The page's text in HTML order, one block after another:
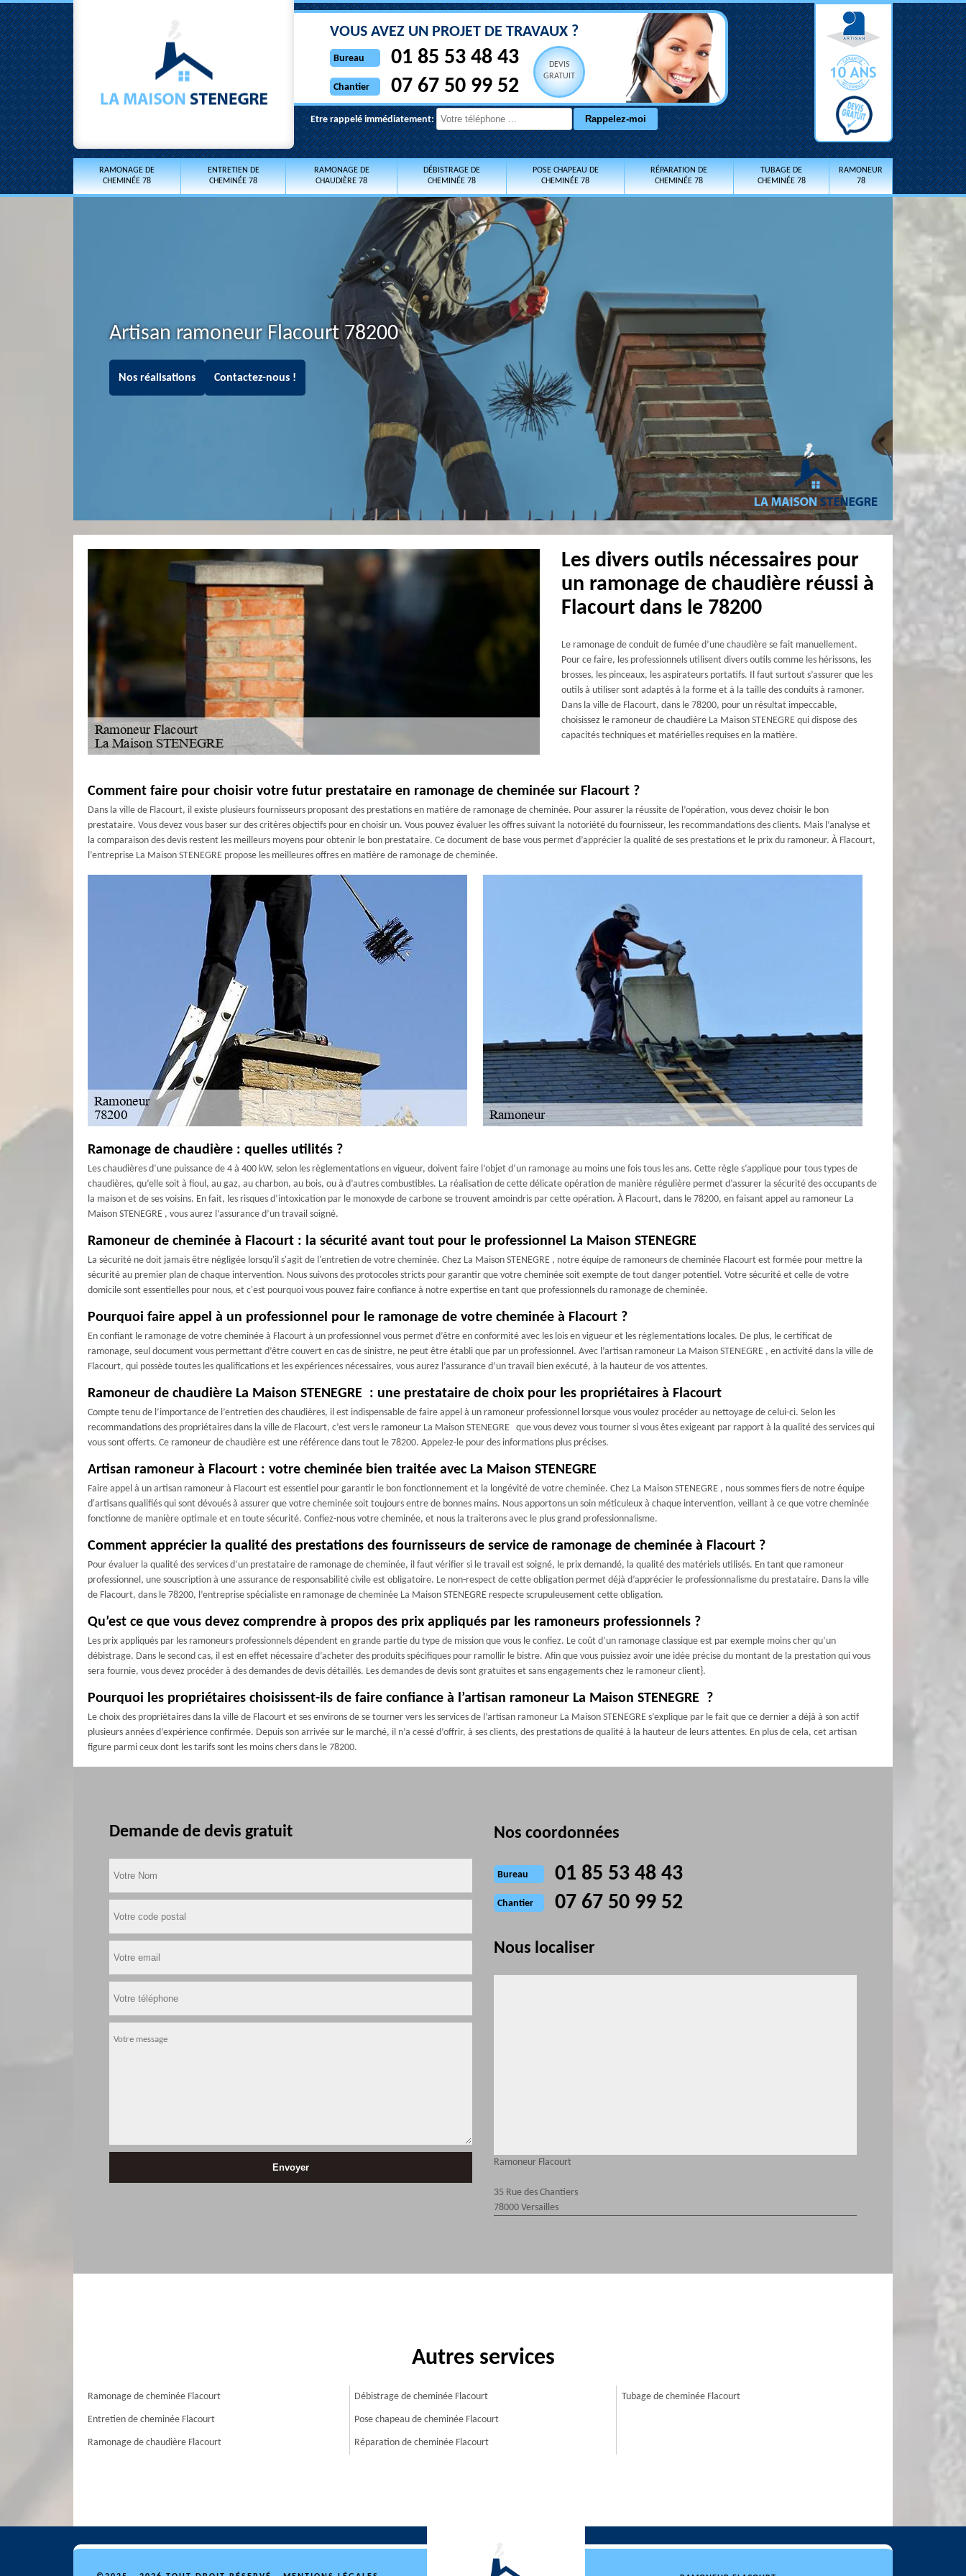
VOUS AVEZ UN PROJET DE TRAVAUX ?
Bureau 01 85 53 48 43
Chantier 07 67 50 99 52
DEVIS
GRATUIT
Etre rappelé immédiatement:
RAMONAGE DE
CHEMINÉE 78
ENTRETIEN DE
CHEMINÉE 78
RAMONAGE DE
CHAUDIÈRE 78
DÉBISTRAGE DE
CHEMINÉE 78
POSE CHAPEAU DE
CHEMINÉE 78
RÉPARATION DE
CHEMINÉE 78
TUBAGE DE
CHEMINÉE 78
RAMONEUR
78
Artisan ramoneur Flacourt 78200
Nos réalisations Contactez-nous !
Les divers outils nécessaires pour
un ramonage de chaudière réussi à
Flacourt dans le 78200
Le ramonage de conduit de fumée d’une chaudière se fait manuellement.
Pour ce faire, les professionnels utilisent divers outils comme les hérissons, les
brosses, les pinceaux, les aspirateurs portatifs. Il faut surtout s’assurer que les
outils à utiliser sont adaptés à la forme et à la taille des conduits à ramoner.
Dans la ville de Flacourt, dans le 78200, pour un résultat impeccable,
choisissez le ramoneur de chaudière La Maison STENEGRE qui dispose des
capacités techniques et matérielles requises en la matière.
Comment faire pour choisir votre futur prestataire en ramonage de cheminée sur Flacourt ?
Dans la ville de Flacourt, il existe plusieurs fournisseurs proposant des prestations en matière de ramonage de cheminée. Pour assurer la réussite de l’opération, vous devez choisir le bon
prestataire. Vous devez vous baser sur des critères objectifs pour en choisir un. Vous pouvez évaluer les offres suivant la notoriété du fournisseur, les recommandations des clients. Mais l’analyse et
la comparaison des devis restent les meilleurs moyens pour obtenir le bon prestataire. Ce document de base vous permet d’apprécier la qualité de ses prestations et le prix du ramoneur. À Flacourt,
l’entreprise La Maison STENEGRE propose les meilleures offres en matière de ramonage de cheminée.
Ramonage de chaudière : quelles utilités ?
Les chaudières d’une puissance de 4 à 400 kW, selon les règlementations en vigueur, doivent faire l’objet d’un ramonage au moins une fois tous les ans. Cette règle s’applique pour tous types de
chaudières, qu’elle soit à fioul, au gaz, au charbon, au bois, ou à d’autres combustibles. La réalisation de cette délicate opération de manière régulière permet d’assurer la sécurité des occupants de
la maison et de ses voisins. En fait, les risques d’intoxication par le monoxyde de carbone se trouvent amoindris par cette opération. À Flacourt, dans le 78200, en faisant appel au ramoneur La
Maison STENEGRE , vous aurez l’assurance d’un travail soigné.
Ramoneur de cheminée à Flacourt : la sécurité avant tout pour le professionnel La Maison STENEGRE
La sécurité ne doit jamais être négligée lorsqu'il s'agit de l'entretien de votre cheminée. Chez La Maison STENEGRE , notre équipe de ramoneurs de cheminée Flacourt est formée pour mettre la
sécurité au premier plan de chaque intervention. Nous suivons des protocoles stricts pour garantir que votre cheminée soit exempte de tout danger potentiel. Votre sécurité et celle de votre
domicile sont essentielles pour nous, et c'est pourquoi vous pouvez faire confiance à notre expertise en tant que professionnels du ramonage de cheminée.
Pourquoi faire appel à un professionnel pour le ramonage de votre cheminée à Flacourt ?
En confiant le ramonage de votre cheminée à Flacourt à un professionnel vous permet d’être en conformité avec les lois en vigueur et les règlementations locales. De plus, le certificat de
ramonage, seul document vous permettant d’être couvert en cas de sinistre, ne peut être établi que par un professionnel. Avec l’artisan ramoneur La Maison STENEGRE , en activité dans la ville de
Flacourt, qui possède toutes les qualifications et les expériences nécessaires, vous aurez l’assurance d’un travail bien exécuté, à la hauteur de vos attentes.
Ramoneur de chaudière La Maison STENEGRE : une prestataire de choix pour les propriétaires à Flacourt
Compte tenu de l’importance de l’entretien des chaudières, il est indispensable de faire appel à un ramoneur professionnel lorsque vous voulez procéder au nettoyage de celui-ci. Selon les
recommandations des propriétaires dans la ville de Flacourt, c’est vers le ramoneur La Maison STENEGRE que vous devez vous tourner si vous êtes exigeant par rapport à la qualité des services qui
vous sont offerts. Ce ramoneur de chaudière est une référence dans tout le 78200. Appelez-le pour des informations plus précises.
Artisan ramoneur à Flacourt : votre cheminée bien traitée avec La Maison STENEGRE
Faire appel à un artisan ramoneur à Flacourt est essentiel pour garantir le bon fonctionnement et la longévité de votre cheminée. Chez La Maison STENEGRE , nous sommes fiers de notre équipe
d'artisans qualifiés qui sont dévoués à assurer que votre cheminée soit toujours entre de bonnes mains. Nous apportons un soin méticuleux à chaque intervention, veillant à ce que votre cheminée
fonctionne de manière optimale et en toute sécurité. Confiez-nous votre cheminée, et nous la traiterons avec le plus grand professionnalisme.
Comment apprécier la qualité des prestations des fournisseurs de service de ramonage de cheminée à Flacourt ?
Pour évaluer la qualité des services d’un prestataire de ramonage de cheminée, il faut vérifier si le travail est soigné, le prix demandé, la qualité des matériels utilisés. En tant que ramoneur
professionnel, une souscription à une assurance de responsabilité civile est obligatoire. Le non-respect de cette obligation permet déjà d’apprécier le professionnalisme du prestataire. Dans la ville
de Flacourt, dans le 78200, l’entreprise spécialiste en ramonage de cheminée La Maison STENEGRE respecte scrupuleusement cette obligation.
Qu’est ce que vous devez comprendre à propos des prix appliqués par les ramoneurs professionnels ?
Les prix appliqués par les ramoneurs professionnels dépendent en grande partie du type de mission que vous le confiez. Le coût d’un ramonage classique est par exemple moins cher qu’un
débistrage. Dans le second cas, il est en effet nécessaire d’acheter des produits spécifiques pour ramollir le bistre. Afin que vous puissiez avoir une idée précise du montant de la prestation qui vous
sera fournie, vous devez procéder à des demandes de devis détaillés. Les demandes de devis sont gratuites et sans engagements chez le ramoneur client}.
Pourquoi les propriétaires choisissent-ils de faire confiance à l’artisan ramoneur La Maison STENEGRE ?
Le choix des propriétaires dans la ville de Flacourt et ses environs de se tourner vers les services de l’artisan ramoneur La Maison STENEGRE s’explique par le fait que ce dernier a déjà à son actif
plusieurs années d’expérience confirmée. Depuis son arrivée sur le marché, il n’a cessé d’offrir, à ses clients, des prestations de qualité à la hauteur de leurs attentes. En plus de cela, cet artisan
figure parmi ceux dont les tarifs sont les moins chers dans le 78200.
Demande de devis gratuit Nos coordonnées
Bureau 01 85 53 48 43
Chantier 07 67 50 99 52
Nous localiser
Ramoneur Flacourt
35 Rue des Chantiers
78000 Versailles
Autres services
Ramonage de cheminée Flacourt
Entretien de cheminée Flacourt
Ramonage de chaudière Flacourt
Débistrage de cheminée Flacourt
Pose chapeau de cheminée Flacourt
Réparation de cheminée Flacourt
Tubage de cheminée Flacourt